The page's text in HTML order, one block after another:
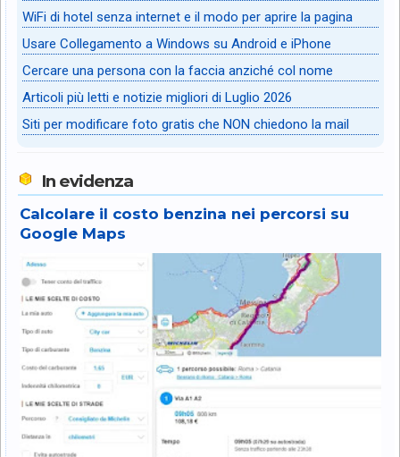
WiFi di hotel senza internet e il modo per aprire la pagina
Usare Collegamento a Windows su Android e iPhone
Cercare una persona con la faccia anziché col nome
Articoli più letti e notizie migliori di Luglio 2026
Siti per modificare foto gratis che NON chiedono la mail
In evidenza
Calcolare il costo benzina nei percorsi su
Google Maps